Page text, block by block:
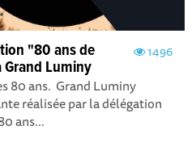
1496
"80 ans de
Grand Luminy
80 ans. Grand Luminy
réalisée par la délégation
ans...